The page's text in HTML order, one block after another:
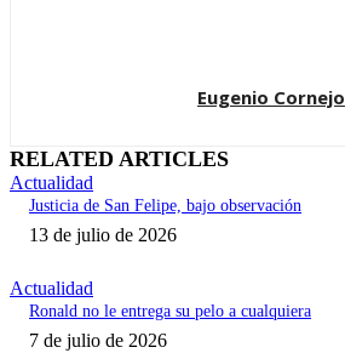
Eugenio Cornejo
RELATED ARTICLES
Actualidad
Justicia de San Felipe, bajo observación
13 de julio de 2026
Actualidad
Ronald no le entrega su pelo a cualquiera
7 de julio de 2026